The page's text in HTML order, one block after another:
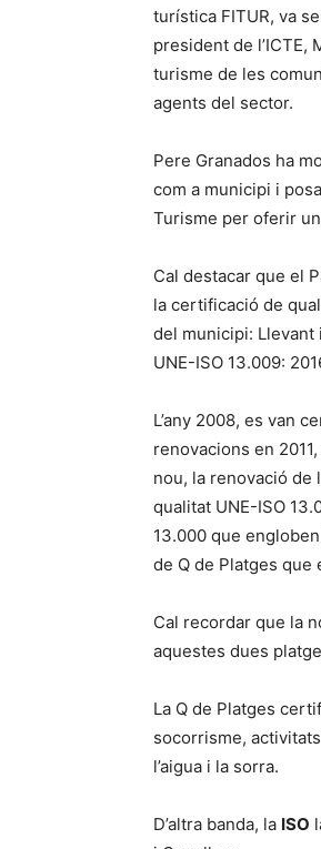
turística FITUR, va
president de
turisme de les
agents del sector.
Pere Granados ha
com a municipi i
Turisme per oferir
Cal destacar que el
la certificació de
del municipi: Llevant
UNE-ISO 13.009:
L’any 2008, es van
renovacions en
nou, la renovació de
qualitat UNE-ISO
13.000 que
de Q de Platges que
Cal recordar que la
aquestes dues
La Q de Platges
socorrisme,
l’aigua i la sorra.
D’altra banda, la ISO